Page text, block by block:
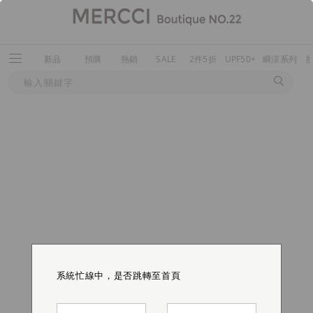
新品 預購 熱銷 SALE 2件5折 UPF50+ 瞬涼系列
系統忙線中，是否跳轉至首頁
系統忙線中，是否跳轉至首頁
系統忙線中，是否跳轉至首頁
系統忙線中，是否跳轉至首頁
系統忙線中，是否跳轉至首頁